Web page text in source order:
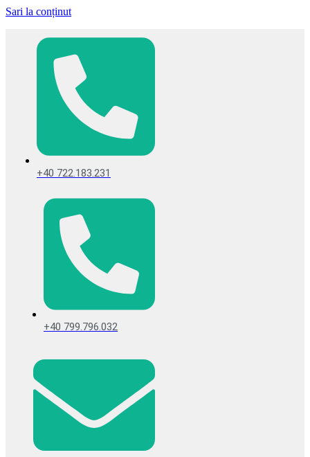
Sari la conținut
+40 722.183.231
+40 799.796.032